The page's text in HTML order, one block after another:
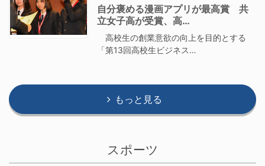
自分褒める漫画アプリが最高賞 共
立女子高が受賞、高…
高校生の創業意欲の向上を目的とする
「第13回高校生ビジネス…
もっと見る
スポーツ